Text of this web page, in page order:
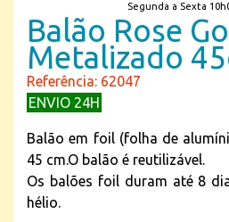
Segunda a Sexta
Balão Rose
Metalizado
Referência: 62047
ENVIO 24H
Balão em foil (folha de
45 cm.O balão é reutilizável.
Os balões foil duram até 8
hélio.